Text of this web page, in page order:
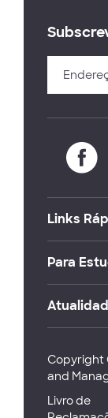
Links
Para
Copyright
and
Livro de